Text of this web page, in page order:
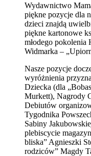
Wydawnictwo
piękne pozycje dla
dzieci znajdą
piękne kartonowe
młodego pokolenia
Widmarka –
Nasze pozycje
wyróżnienia
Dziecka (dla
Murkett), Nagrody
Debiutów
Tygodnika
Sabiny
plebiscycie
bliska” Agnieszki
rodziców” Magdy